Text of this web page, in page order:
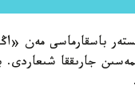
باسقارماسى مەن
جارىققا شىعاردى.